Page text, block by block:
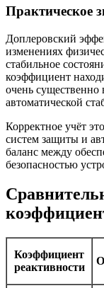
Практическое
Доплеровский
изменениях
стабильное
коэффициент
очень
автоматической
Корректное учёт
систем защиты и
баланс между
безопасностью
Коэффициент
реактивности